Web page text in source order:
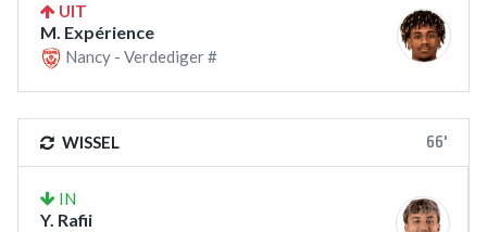
UIT
M. Expérience
Nancy - Verdediger #
WISSEL 66'
IN
Y. Rafii